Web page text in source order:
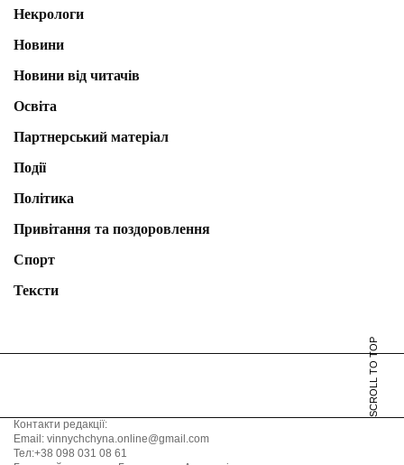
Некрологи
Новини
Новини від читачів
Освіта
Партнерський матеріал
Події
Політика
Привітання та поздоровлення
Спорт
Тексти
SCROLL TO TOP
Контакти редакції:
Email: vinnychchyna.online@gmail.com
Тел:+38 098 031 08 61